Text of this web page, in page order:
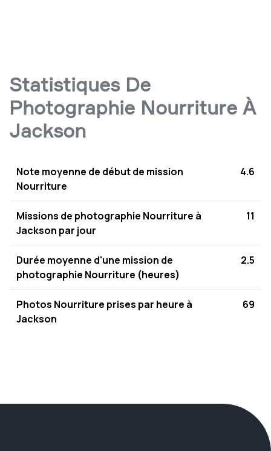
Statistiques De
Photographie Nourriture À
Jackson
Note moyenne de début de mission
Nourriture
4.6
Missions de photographie Nourriture à
Jackson par jour
11
Durée moyenne d'une mission de
photographie Nourriture (heures)
2.5
Photos Nourriture prises par heure à
Jackson
69